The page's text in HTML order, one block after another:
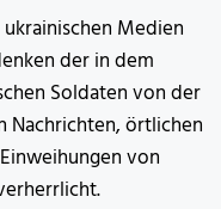
Medien
der in dem
Soldaten von der
Nachrichten, örtlichen
von